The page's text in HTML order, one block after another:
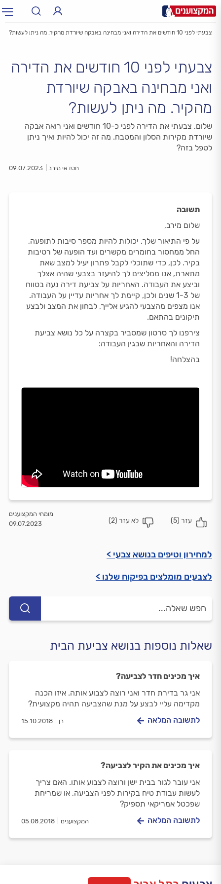
עיר: תל אביב, חיפה…
צבעתי לפני 10 חודשים את הדירה ואני מבחינה באבקה שיורדת מהקיר. מה ניתן לעשות?
צבעתי לפני 10 חודשים את הדירה
ואני מבחינה באבקה שיורדת
מהקיר. מה ניתן לעשות?
שלום, צבעתי את הדירה לפני כ-10 חודשים ואני רואה אבקה
שיורדת מקירות הסלון והמטבח. מה זה יכול להיות ואיך ניתן
לטפל בזה?
חסדאי מירב 09.07.2023
תשובה
שלום מירב,
על פי התיאור שלך, יכולות להיות מספר סיבות לתופעה,
החל ממחסור בחומרים מקשרים ועד הופעה של רטיבות
בקיר. לכן, כדי שתוכלי לקבל פתרון יעיל למצב שאת
מתארת, אנו ממליצים לך להיעזר בצבעי שהיה אצלך
וביצע את העבודה. האחריות על צביעת דירה נעה בטווח
של 1-3 שנים ולכן, קיימת לך אחריות עדיין על העבודה.
אנו מצפים מהצבעי להגיע אלייך, לבחון את המצב ולבצע
תיקונים בהתאם.
צירפנו לך סרטון שמסביר בקצרה על כל נושא צביעת
הדירה והאחריות שבגין העבודה:
בהצלחה!
5
)
2
)
מומחי המקצוענים
09.07.2023
למחירון וטיפים בנושא צבעי >
לצבעים מומלצים בפיקוח שלנו >
שאלות נוספות בנושא צביעת הבית
איך מכינים חדר לצביעה?
אני גר בדירת חדר ואני רוצה לצבוע אותה. איזו הכנה
מקדימה עליי לבצע על מנת שהצביעה תהיה מקצועית?
רן 15.10.2018 לתשובה המלאה
איך מכינים את הקיר לצביעה?
אני עובר לגור בבית ישן ורוצה לצבוע אותו. האם צריך
לעשות עבודת טיח בקירות לפני הצביעה, או שמריחת
שפכטל אמריקאי תספיק?
המקצוענים 05.08.2018 לתשובה המלאה